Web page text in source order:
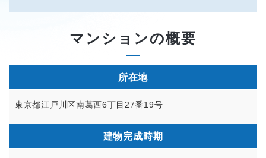
マンションの概要
所在地
東京都江戸川区南葛西6丁目27番19号
建物完成時期